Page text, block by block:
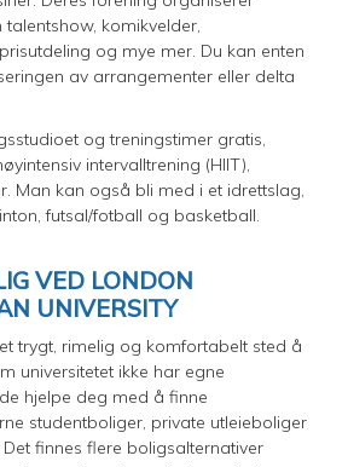
komikvelder,
og mye mer. Du kan enten
av arrangementer eller delta
og treningstimer gratis,
intervalltrening (HIIT),
Man kan også bli med i et idrettslag,
futsal/fotball og basketball.
VED LONDON
UNIVERSITY
trygt, rimelig og komfortabelt sted å
universitetet ikke har egne
hjelpe deg med å finne
studentboliger, private utleieboliger
finnes flere boligsalternativer